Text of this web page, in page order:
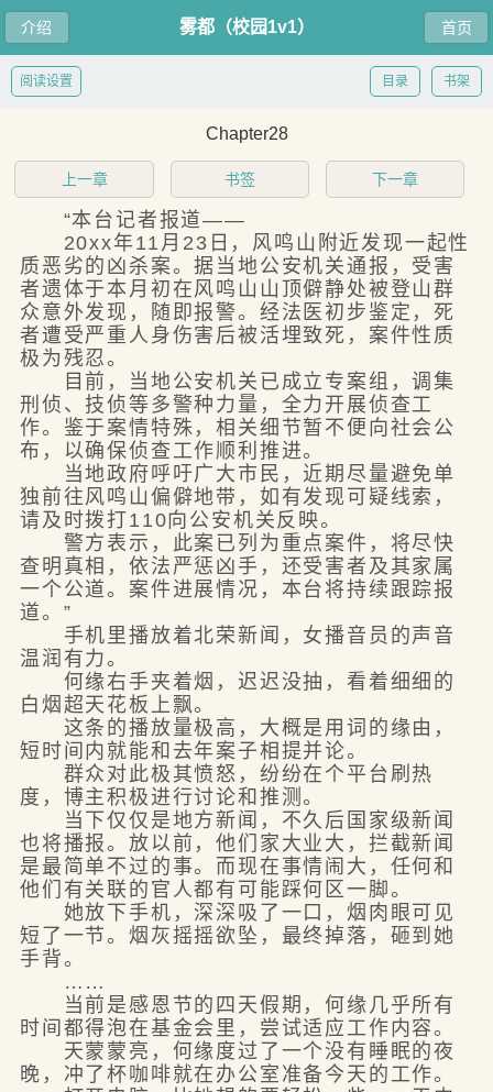
介绍 首页
雾都（校园1v1）
书架
目录
阅读设置
Chapter28
上一章 书签 下一章
“本台记者报道——
20xx年11月23日，风鸣山附近发现一起性
质恶劣的凶杀案。据当地公安机关通报，受害
者遗体于本月初在风鸣山山顶僻静处被登山群
众意外发现，随即报警。经法医初步鉴定，死
者遭受严重人身伤害后被活埋致死，案件性质
极为残忍。
目前，当地公安机关已成立专案组，调集
刑侦、技侦等多警种力量，全力开展侦查工
作。鉴于案情特殊，相关细节暂不便向社会公
布，以确保侦查工作顺利推进。
当地政府呼吁广大市民，近期尽量避免单
独前往风鸣山偏僻地带，如有发现可疑线索，
请及时拨打110向公安机关反映。
警方表示，此案已列为重点案件，将尽快
查明真相，依法严惩凶手，还受害者及其家属
一个公道。案件进展情况，本台将持续跟踪报
道。”
手机里播放着北荣新闻，女播音员的声音
温润有力。
何缘右手夹着烟，迟迟没抽，看着细细的
白烟超天花板上飘。
这条的播放量极高，大概是用词的缘由，
短时间内就能和去年案子相提并论。
群众对此极其愤怒，纷纷在个平台刷热
度，博主积极进行讨论和推测。
当下仅仅是地方新闻，不久后国家级新闻
也将播报。放以前，他们家大业大，拦截新闻
是最简单不过的事。而现在事情闹大，任何和
他们有关联的官人都有可能踩何区一脚。
她放下手机，深深吸了一口，烟肉眼可见
短了一节。烟灰摇摇欲坠，最终掉落，砸到她
手背。
……
当前是感恩节的四天假期，何缘几乎所有
时间都得泡在基金会里，尝试适应工作内容。
天蒙蒙亮，何缘度过了一个没有睡眠的夜
晚，冲了杯咖啡就在办公室准备今天的工作。